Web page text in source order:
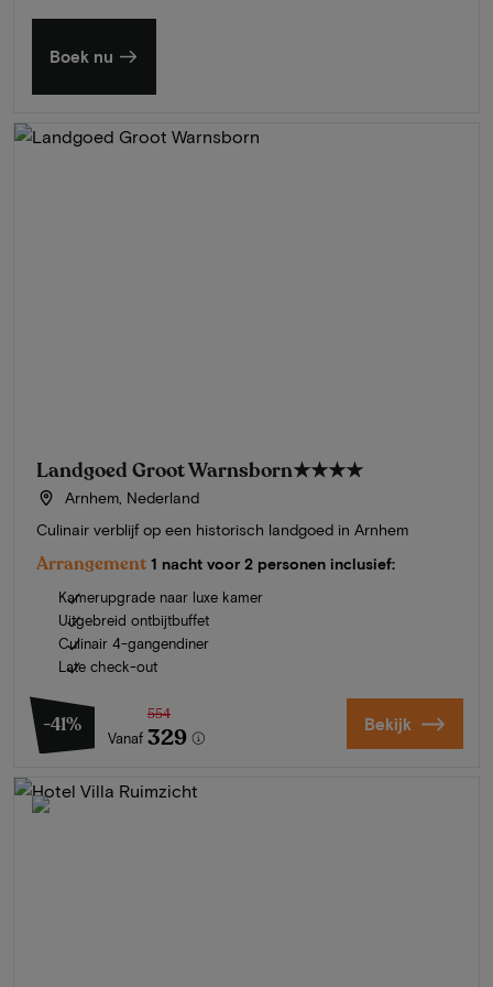
Boek nu
Landgoed Groot Warnsborn★★★★
Arnhem, Nederland
Culinair verblijf op een historisch landgoed in Arnhem
Arrangement 1 nacht voor 2 personen inclusief:
Kamerupgrade naar luxe kamer
Uitgebreid ontbijtbuffet
Culinair 4-gangendiner
Late check-out
-41%
Vanaf
554
329 Bekijk